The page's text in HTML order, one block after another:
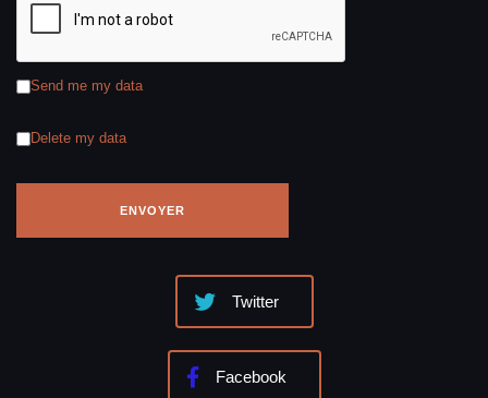
Send me my data
Delete my data
Twitter
Facebook